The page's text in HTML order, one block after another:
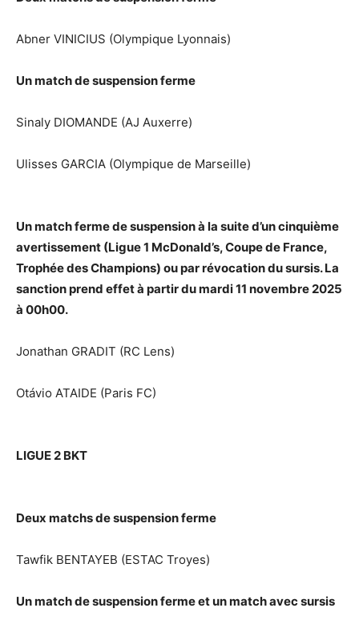
Abner VINICIUS (Olympique Lyonnais)
Un match de suspension ferme
Sinaly DIOMANDE (AJ Auxerre)
Ulisses GARCIA (Olympique de Marseille)
Un match ferme de suspension à la suite d’un cinquième
avertissement (Ligue 1 McDonald’s, Coupe de France,
Trophée des Champions) ou par révocation du sursis. La
sanction prend effet à partir du mardi 11 novembre 2025
à 00h00.
Jonathan GRADIT (RC Lens)
Otávio ATAIDE (Paris FC)
LIGUE 2 BKT
Deux matchs de suspension ferme
Tawfik BENTAYEB (ESTAC Troyes)
Un match de suspension ferme et un match avec sursis